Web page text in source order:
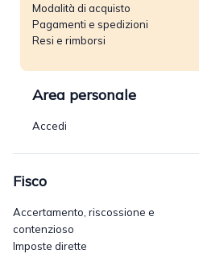
Modalità di acquisto
Pagamenti e spedizioni
Resi e rimborsi
Area personale
Accedi
Fisco
Accertamento, riscossione e
contenzioso
Imposte dirette